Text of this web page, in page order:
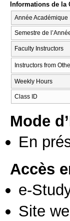
Informations de la
Année Académique
Semestre de
Faculty Instructors
Instructors from
Weekly Hours
Class ID
Mode
En
Accès
e-
Site